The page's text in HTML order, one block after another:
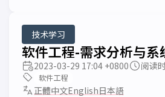
技术学习
软件工程-需求分析与系
2023-03-29 17:04 +0800 阅读
软件工程
正體中文English日本語